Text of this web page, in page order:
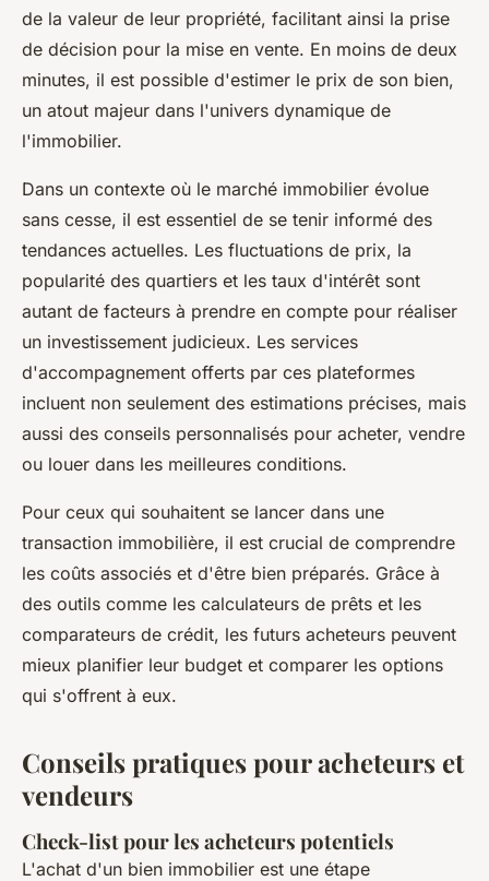
de la valeur de leur propriété, facilitant ainsi la prise
de décision pour la mise en vente. En moins de deux
minutes, il est possible d'estimer le prix de son bien,
un atout majeur dans l'univers dynamique de
l'immobilier.
Dans un contexte où le marché immobilier évolue
sans cesse, il est essentiel de se tenir informé des
tendances actuelles. Les fluctuations de prix, la
popularité des quartiers et les taux d'intérêt sont
autant de facteurs à prendre en compte pour réaliser
un investissement judicieux. Les services
d'accompagnement offerts par ces plateformes
incluent non seulement des estimations précises, mais
aussi des conseils personnalisés pour acheter, vendre
ou louer dans les meilleures conditions.
Pour ceux qui souhaitent se lancer dans une
transaction immobilière, il est crucial de comprendre
les coûts associés et d'être bien préparés. Grâce à
des outils comme les calculateurs de prêts et les
comparateurs de crédit, les futurs acheteurs peuvent
mieux planifier leur budget et comparer les options
qui s'offrent à eux.
Conseils pratiques pour acheteurs et
vendeurs
Check-list pour les acheteurs potentiels
L'achat d'un bien immobilier est une étape